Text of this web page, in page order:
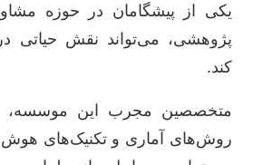
یکی از پیشگامان در حوزه
پژوهشی، می‌تواند نقش حیاتی
کند.
متخصصین مجرب این موسسه،
روش‌های آماری و تکنیک‌های هوش